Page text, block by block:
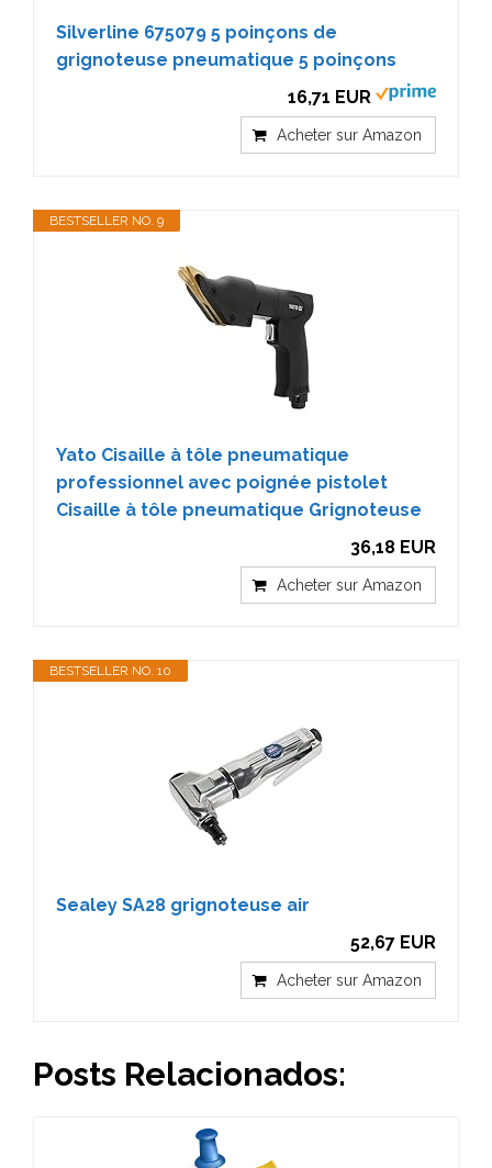
Silverline 675079 5 poinçons de
grignoteuse pneumatique 5 poinçons
16,71 EUR
Acheter sur Amazon
BESTSELLER NO. 9
Yato Cisaille à tôle pneumatique
professionnel avec poignée pistolet
Cisaille à tôle pneumatique Grignoteuse
36,18 EUR
Acheter sur Amazon
BESTSELLER NO. 10
Sealey SA28 grignoteuse air
52,67 EUR
Acheter sur Amazon
Posts Relacionados: